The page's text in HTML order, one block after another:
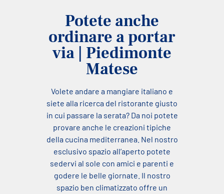
Potete anche
ordinare a portar
via | Piedimonte
Matese
Volete andare a mangiare italiano e
siete alla ricerca del ristorante giusto
in cui passare la serata? Da noi potete
provare anche le creazioni tipiche
della cucina mediterranea. Nel nostro
esclusivo spazio all’aperto potete
sedervi al sole con amici e parenti e
godere le belle giornate. Il nostro
spazio ben climatizzato offre un